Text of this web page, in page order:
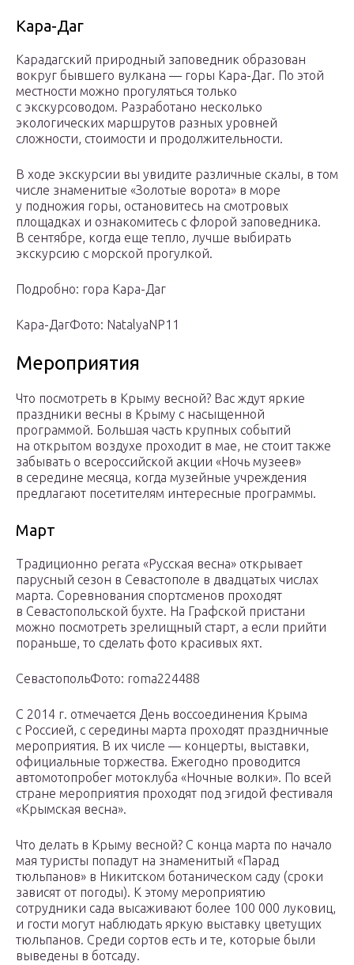
Кара-Даг
Карадагский природный заповедник образован
вокруг бывшего вулкана — горы Кара-Даг. По этой
местности можно прогуляться только
с экскурсоводом. Разработано несколько
экологических маршрутов разных уровней
сложности, стоимости и продолжительности.
В ходе экскурсии вы увидите различные скалы, в том
числе знаменитые «Золотые ворота» в море
у подножия горы, остановитесь на смотровых
площадках и ознакомитесь с флорой заповедника.
В сентябре, когда еще тепло, лучше выбирать
экскурсию с морской прогулкой.
Подробно: гора Кара-Даг
Кара-ДагФото: NatalyaNP11
Мероприятия
Что посмотреть в Крыму весной? Вас ждут яркие
праздники весны в Крыму с насыщенной
программой. Большая часть крупных событий
на открытом воздухе проходит в мае, не стоит также
забывать о всероссийской акции «Ночь музеев»
в середине месяца, когда музейные учреждения
предлагают посетителям интересные программы.
Март
Традиционно регата «Русская весна» открывает
парусный сезон в Севастополе в двадцатых числах
марта. Соревнования спортсменов проходят
в Севастопольской бухте. На Графской пристани
можно посмотреть зрелищный старт, а если прийти
пораньше, то сделать фото красивых яхт.
СевастопольФото: roma224488
С 2014 г. отмечается День воссоединения Крыма
с Россией, с середины марта проходят праздничные
мероприятия. В их числе — концерты, выставки,
официальные торжества. Ежегодно проводится
автомотопробег мотоклуба «Ночные волки». По всей
стране мероприятия проходят под эгидой фестиваля
«Крымская весна».
Что делать в Крыму весной? С конца марта по начало
мая туристы попадут на знаменитый «Парад
тюльпанов» в Никитском ботаническом саду (сроки
зависят от погоды). К этому мероприятию
сотрудники сада высаживают более 100 000 луковиц,
и гости могут наблюдать яркую выставку цветущих
тюльпанов. Среди сортов есть и те, которые были
выведены в ботсаду.